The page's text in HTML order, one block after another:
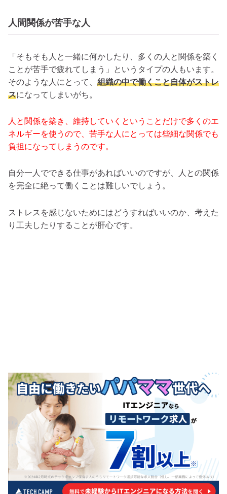
人間関係が苦手な人
「そもそも人と一緒に何かしたり、多くの人と関係を築く
ことが苦手で疲れてしまう」というタイプの人もいます。
そのような人にとって、 組織の中で働くこと自体がストレ
スになってしまいがち。
人と関係を築き、維持していくということだけで多くのエ
ネルギーを使うので、苦手な人にとっては些細な関係でも
負担になってしまうのです。
自分一人でできる仕事があればいいのですが、人との関係
を完全に絶って働くことは難しいでしょう。
ストレスを感じないためにはどうすればいいのか、考えた
り工夫したりすることが肝心です。